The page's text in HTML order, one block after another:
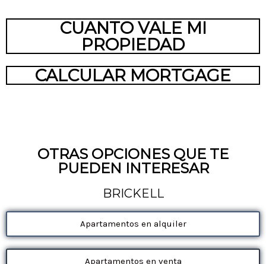
CUANTO VALE MI
PROPIEDAD
CALCULAR MORTGAGE
OTRAS OPCIONES QUE TE
PUEDEN INTERESAR
BRICKELL
Apartamentos en alquiler
Apartamentos en venta